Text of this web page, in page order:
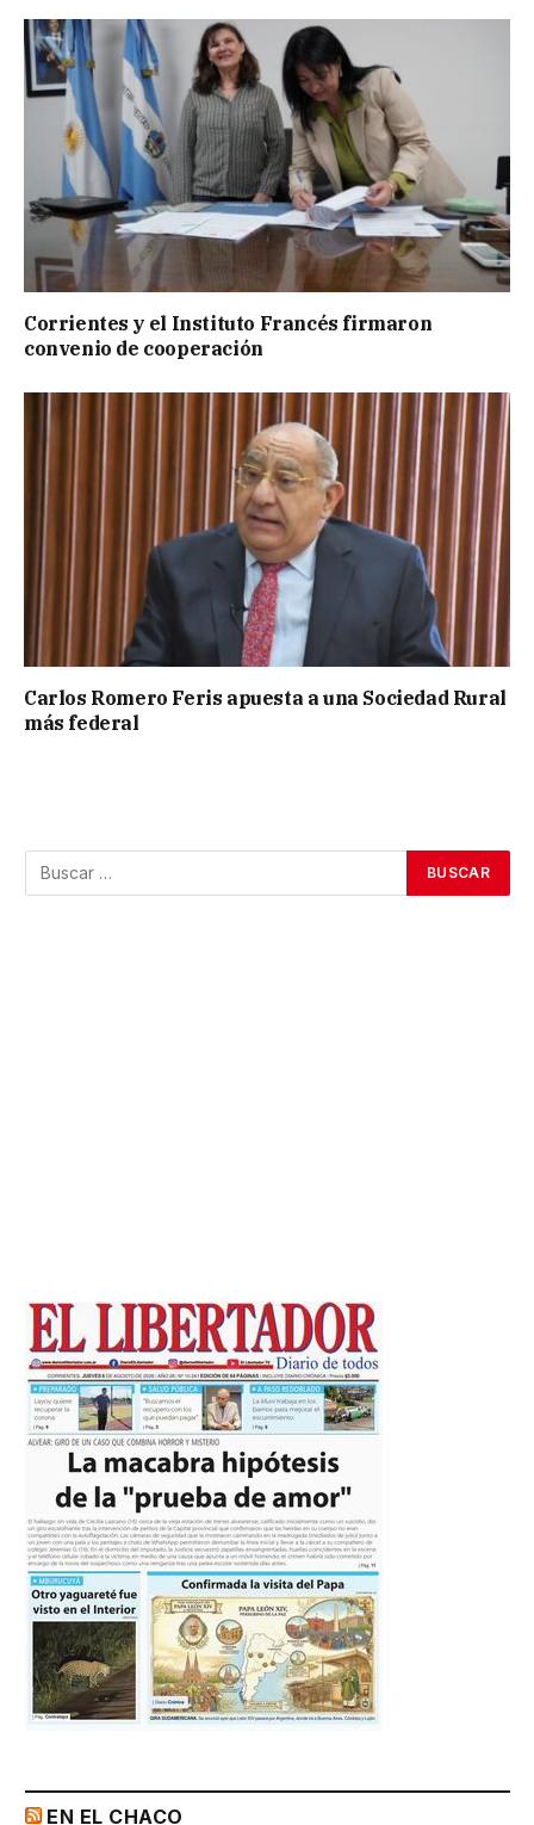
Corrientes y el Instituto Francés firmaron
convenio de cooperación
Carlos Romero Feris apuesta a una Sociedad Rural
más federal
EN EL CHACO